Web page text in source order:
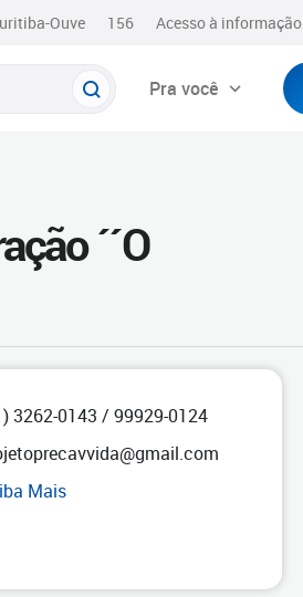
Ouve 156 Acesso à informação
Pra você
´´O
3262-0143 / 99929-0124
Mais